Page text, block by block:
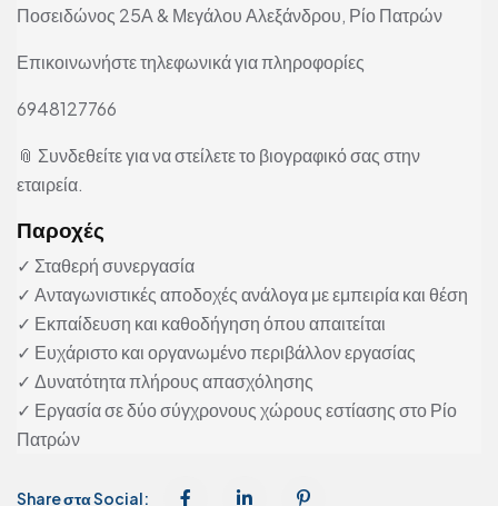
Ποσειδώνος 25Α & Μεγάλου Αλεξάνδρου, Ρίο Πατρών
Επικοινωνήστε τηλεφωνικά για πληροφορίες
6948127766
📎 Συνδεθείτε για να στείλετε το βιογραφικό σας στην
εταιρεία.
Παροχές
✓ Σταθερή συνεργασία
✓ Ανταγωνιστικές αποδοχές ανάλογα με εμπειρία και θέση
✓ Εκπαίδευση και καθοδήγηση όπου απαιτείται
✓ Ευχάριστο και οργανωμένο περιβάλλον εργασίας
✓ Δυνατότητα πλήρους απασχόλησης
✓ Εργασία σε δύο σύγχρονους χώρους εστίασης στο Ρίο
Πατρών
Share στα Social: